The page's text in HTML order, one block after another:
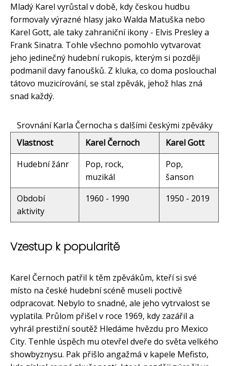
Mladý Karel vyrůstal v době, kdy českou hudbu
formovaly výrazné hlasy jako Walda Matuška nebo
Karel Gott, ale taky zahraniční ikony - Elvis Presley a
Frank Sinatra. Tohle všechno pomohlo vytvarovat
jeho jedinečný hudební rukopis, kterým si později
podmanil davy fanoušků. Z kluka, co doma poslouchal
tátovo muzicírování, se stal zpěvák, jehož hlas zná
snad každý.
Srovnání Karla Černocha s dalšími českými zpěváky
Vlastnost
Karel Černoch
Karel Gott
Hudební žánr
Pop, rock,
muzikál
Pop,
šanson
Období
aktivity
1960 - 1990 1950 - 2019
Vzestup k popularitě
Karel Černoch patřil k těm zpěvákům, kteří si své
místo na české hudební scéně museli poctivě
odpracovat. Nebylo to snadné, ale jeho vytrvalost se
vyplatila. Průlom přišel v roce 1969, kdy zazářil a
vyhrál prestižní soutěž Hledáme hvězdu pro Mexico
City. Tenhle úspěch mu otevřel dveře do světa velkého
showbyznysu. Pak přišlo angažmá v kapele Mefisto,